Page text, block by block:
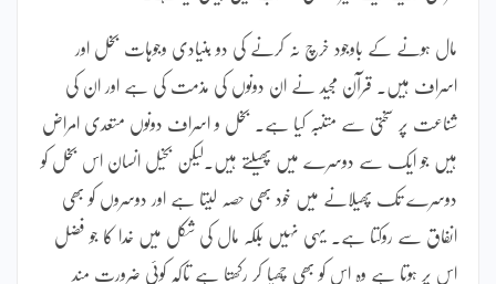
مال ہونے کے باوجود خرچ نہ کرنے کی دو بنیادی وجوہات بخل اور
اسراف ہیں۔ قرآن مجید نے ان دونوں کی مذمت کی ہے اور ان کی
شناعت پر سختی سے متنبہ کیا ہے۔ بخل و اسراف دونوں متعدی امراض
ہیں جو ایک سے دوسرے میں پھیلتے ہیں۔لیکن بخیل انسان اس بخل کو
دوسرے تک پھیلانے میں خود بھی حصہ لیتا ہے اور دوسروں کو بھی
انفاق سے روکتا ہے۔ یہی نہیں بلکہ مال کی شکل میں خدا کا جو فضل
اس پر ہوتا ہے وہ اس کو بھی چھپا کر رکھتا ہے تاکہ کوئی ضرورت مند